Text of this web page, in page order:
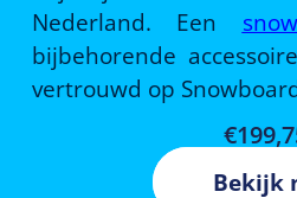
Nederland. Een
bijbehorende
vertrouwd op
€
Bekijk